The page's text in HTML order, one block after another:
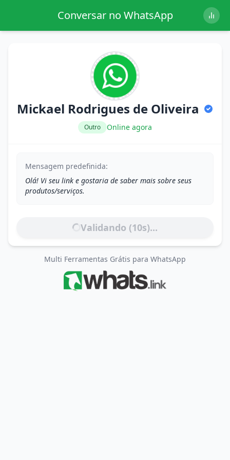
Conversar no WhatsApp
Mickael Rodrigues de Oliveira
Outro Online agora
Mensagem predefinida:
Olá! Vi seu link e gostaria de saber mais sobre seus
produtos/serviços.
Validando (10s)...
Multi Ferramentas Grátis para WhatsApp